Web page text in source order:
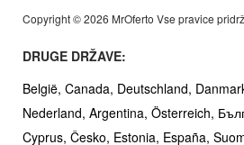
Copyright © 2026 MrOferto Vse pravice
DRUGE DRŽAVE:
België, Canada, Deutschland,
Nederland, Argentina, Österreich,
Cyprus, Česko, Estonia, España,